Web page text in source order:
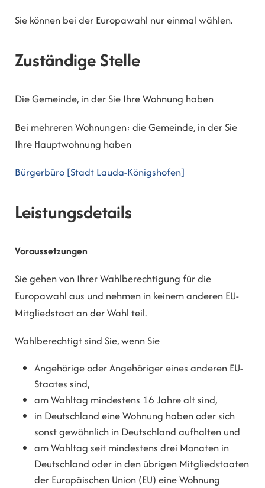
Sie können bei der Europawahl nur einmal wählen.
Zuständige Stelle
Die Gemeinde, in der Sie Ihre Wohnung haben
Bei mehreren Wohnungen: die Gemeinde, in der Sie
Ihre Hauptwohnung haben
Bürgerbüro [Stadt Lauda-Königshofen]
Leistungsdetails
Voraussetzungen
Sie gehen von Ihrer Wahlberechtigung für die
Europawahl aus und nehmen in keinem anderen EU-
Mitgliedstaat an der Wahl teil.
Wahlberechtigt sind Sie, wenn Sie
Angehörige oder Angehöriger eines anderen EU-
Staates sind,
am Wahltag mindestens 16 Jahre alt sind,
in Deutschland eine Wohnung haben oder sich
sonst gewöhnlich in Deutschland aufhalten und
am Wahltag seit mindestens drei Monaten in
Deutschland oder in den übrigen Mitgliedstaaten
der Europäischen Union (EU) eine Wohnung